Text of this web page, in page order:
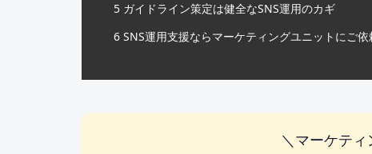
5 ガイドライン策定は健全なSNS運用のカギ
6 SNS運用支援ならマーケティングユニットにご
＼マーケテ